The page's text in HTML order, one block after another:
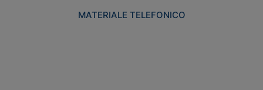
MATERIALE TELEFONICO